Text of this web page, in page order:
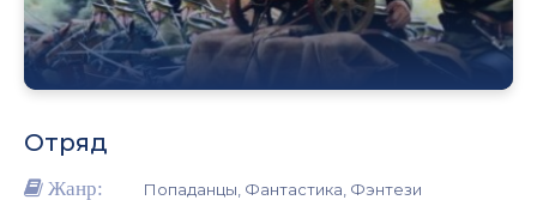
Отряд
Жанр: Попаданцы, Фантастика, Фэнтези